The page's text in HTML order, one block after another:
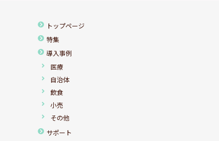
トップページ
特集
導入事例
医療
自治体
飲食
小売
その他
サポート